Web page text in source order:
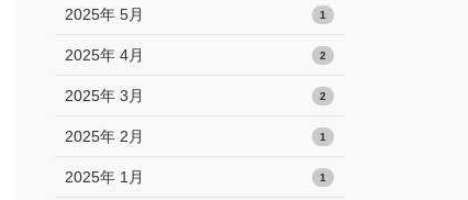
2025年 5月 1
2025年 4月 2
2025年 3月 2
2025年 2月 1
2025年 1月 1